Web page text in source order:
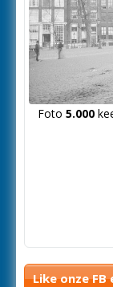
Foto 5.000
Like onze